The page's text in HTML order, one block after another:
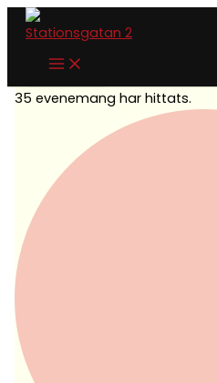
Hoppa
innehåll
35 evenemang har hittats.
Evenemang
MÅNDAG